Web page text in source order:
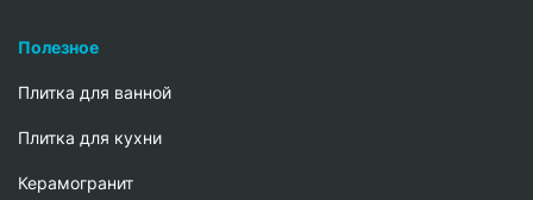
Полезное
Плитка для ванной
Плитка для кухни
Керамогранит